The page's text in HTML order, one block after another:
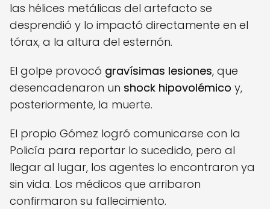
las hélices metálicas del artefacto se
desprendió y lo impactó directamente en el
tórax, a la altura del esternón.
El golpe provocó gravísimas lesiones, que
desencadenaron un shock hipovolémico y,
posteriormente, la muerte.
El propio Gómez logró comunicarse con la
Policía para reportar lo sucedido, pero al
llegar al lugar, los agentes lo encontraron ya
sin vida. Los médicos que arribaron
confirmaron su fallecimiento.